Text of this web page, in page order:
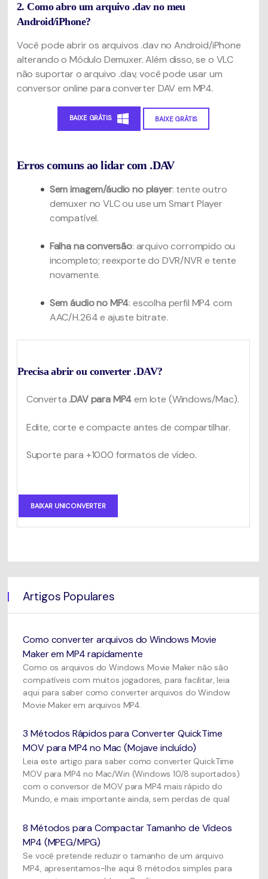
2. Como abro um arquivo .dav no meu
Android/iPhone?
Você pode abrir os arquivos .dav no Android/iPhone
alterando o Módulo Demuxer. Além disso, se o VLC
não suportar o arquivo .dav, você pode usar um
conversor online para converter DAV em MP4.
BAIXE GRÁTIS BAIXE GRÁTIS
Erros comuns ao lidar com .DAV
Sem imagem/áudio no player: tente outro
demuxer no VLC ou use um Smart Player
compatível.
Falha na conversão: arquivo corrompido ou
incompleto; reexporte do DVR/NVR e tente
novamente.
Sem áudio no MP4: escolha perfil MP4 com
AAC/H.264 e ajuste bitrate.
Precisa abrir ou converter .DAV?
Converta.DAV para MP4em lote (Windows/Mac).
Edite, corte e compacte antes de compartilhar.
Suporte para +1000 formatos de vídeo.
BAIXAR UNICONVERTER
Artigos Populares
Como converter arquivos do Windows Movie
Maker em MP4 rapidamente
Como os arquivos do Windows Movie Maker não são
compatíveis com muitos jogadores, para facilitar, leia
aqui para saber como converter arquivos do Window
Movie Maker em arquivos MP4.
3 Métodos Rápidos para Converter QuickTime
MOV para MP4 no Mac (Mojave incluído)
Leia este artigo para saber como converter QuickTime
MOV para MP4 no Mac/Win (Windows 10/8 suportados)
com o conversor de MOV para MP4 mais rápido do
Mundo, e mais importante ainda, sem perdas de qual
8 Métodos para Compactar Tamanho de Vídeos
MP4 (MPEG/MPG)
Se você pretende reduzir o tamanho de um arquivo
MP4, apresentamos-lhe aqui 8 métodos simples para